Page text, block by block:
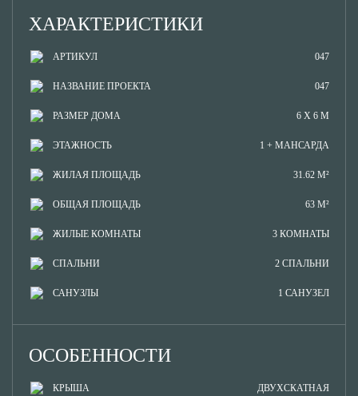
ХАРАКТЕРИСТИКИ
АРТИКУЛ 047
НАЗВАНИЕ ПРОЕКТА 047
РАЗМЕР ДОМА 6 Х 6 М
ЭТАЖНОСТЬ 1 + МАНСАРДА
ЖИЛАЯ ПЛОЩАДЬ 31.62 М²
ОБЩАЯ ПЛОЩАДЬ 63 М²
ЖИЛЫЕ КОМНАТЫ 3 КОМНАТЫ
СПАЛЬНИ 2 СПАЛЬНИ
САНУЗЛЫ 1 САНУЗЕЛ
ОСОБЕННОСТИ
КРЫША ДВУХСКАТНАЯ